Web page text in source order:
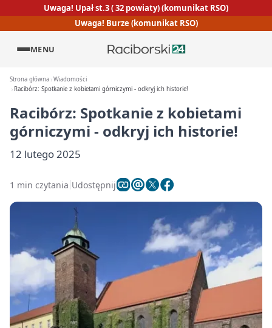
Uwaga! Upał st.3 ( 32 powiaty) (komunikat RSO)
Uwaga! Burze (komunikat RSO)
MENU
Strona główna Wiadomości
Racibórz: Spotkanie z kobietami górniczymi - odkryj ich historie!
Racibórz: Spotkanie z kobietami
górniczymi - odkryj ich historie!
12 lutego 2025
1 min czytania Udostępnij